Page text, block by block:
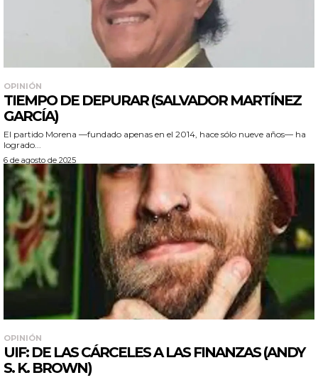
OPINIÓN
TIEMPO DE DEPURAR (SALVADOR MARTÍNEZ
GARCÍA)
El partido Morena —fundado apenas en el 2014, hace sólo nueve años— ha
logrado...
6 de agosto de 2025
OPINIÓN
UIF: DE LAS CÁRCELES A LAS FINANZAS (ANDY
S. K. BROWN)